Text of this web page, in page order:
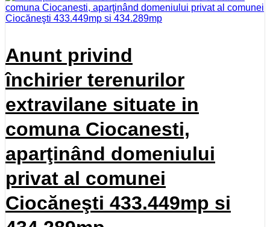
Anunt privind
închirier terenurilor
extravilane situate in
comuna Ciocanesti,
aparţinând domeniului
privat al comunei
Ciocăneşti 433.449mp si